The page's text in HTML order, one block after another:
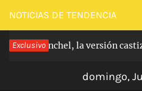
Saltar
al
contenido
NOTICIAS DE TENDENCIA
Exclusivo
Carabanchel, la versión
domingo,